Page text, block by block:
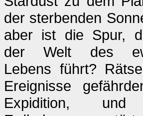
der sterbenden
aber ist die Spur,
der Welt des
Lebens führt?
Ereignisse
Expidition,